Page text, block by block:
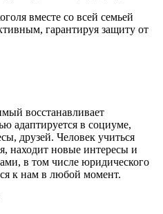
вместе со всей семьей
гарантируя защиту от
восстанавливает
адаптируется в социуме,
друзей. Человек учиться
находит новые интересы и
в том числе юридического
к нам в любой момент.